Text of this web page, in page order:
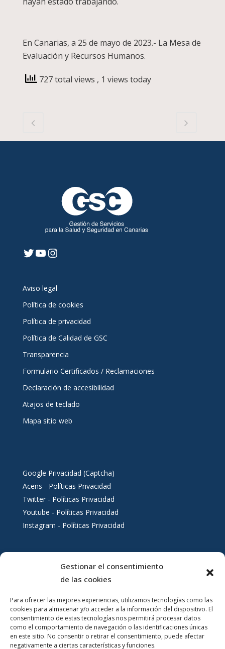
Gestionar el consentimiento
de las cookies
Para ofrecer las mejores experiencias, utilizamos tecnologías como las
cookies para almacenar y/o acceder a la información del dispositivo. El
consentimiento de estas tecnologías nos permitirá procesar datos
como el comportamiento de navegación o las identificaciones únicas
en este sitio. No consentir o retirar el consentimiento, puede afectar
negativamente a ciertas características y funciones.
En Canarias, a 25 de mayo de 2023.- La Mesa de
Evaluación y Recursos Humanos.
727 total views , 1 views today
Twitter
YouTube
Instagram
Aviso legal
Política de cookies
Política de privacidad
Política de Calidad de GSC
Transparencia
Formulario Certificados / Reclamaciones
Declaración de accesibilidad
Atajos de teclado
Mapa sitio web
Google Privacidad (Captcha)
Acens - Políticas Privacidad
Twitter - Políticas Privacidad
Youtube - Políticas Privacidad
Instagram - Políticas Privacidad
Servicios al ciudadano